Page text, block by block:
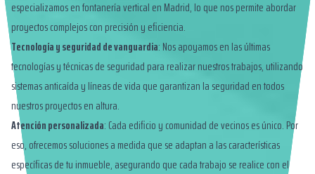
especializamos en fontanería vertical en Madrid, lo que nos permite abordar
proyectos complejos con precisión y eficiencia.
Tecnología y seguridad de vanguardia: Nos apoyamos en las últimas
tecnologías y técnicas de seguridad para realizar nuestros trabajos, utilizando
sistemas anticaída y líneas de vida que garantizan la seguridad en todos
nuestros proyectos en altura.
Atención personalizada: Cada edificio y comunidad de vecinos es único. Por
eso, ofrecemos soluciones a medida que se adaptan a las características
específicas de tu inmueble, asegurando que cada trabajo se realice con el